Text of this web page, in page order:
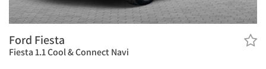
Ford Fiesta
Fiesta 1.1 Cool & Connect Navi